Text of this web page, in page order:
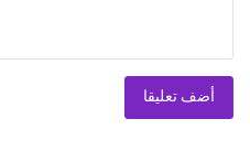
أضف تعليقا